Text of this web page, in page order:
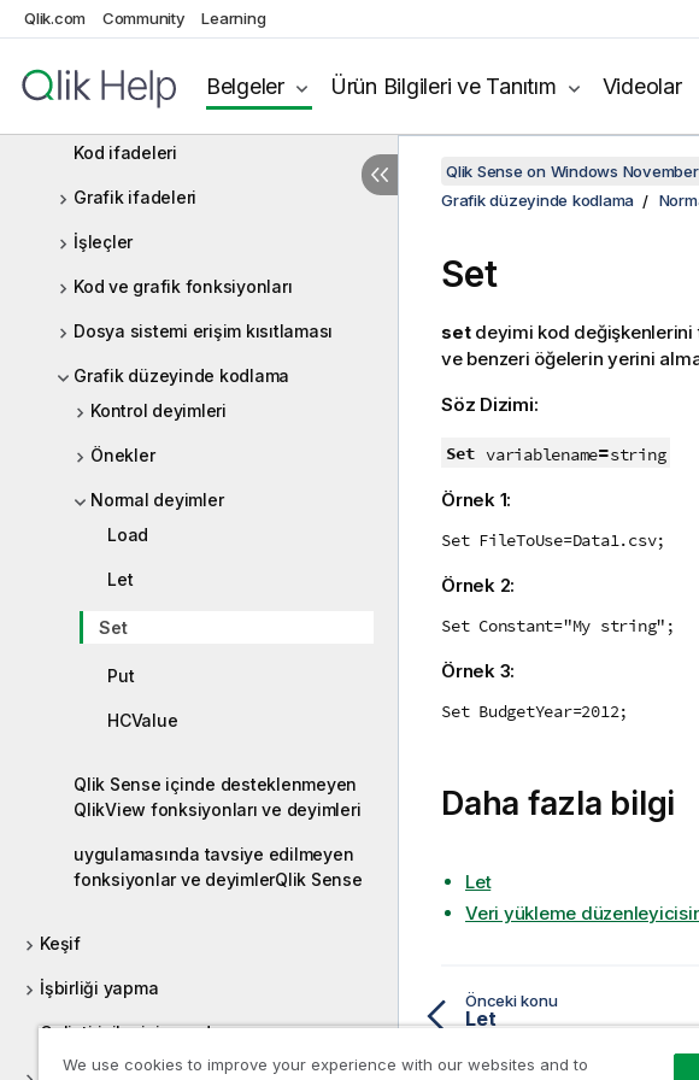
Qlik.com Community Learning
Belgeler Ürün Bilgileri ve Tanıtım Videolar
Kod deyimleri ve anahtar sözcükler
Veri yükleme düzenleyicisinde
değişkenlerle çalışma
Kod ifadeleri
Grafik ifadeleri
İşleçler
Kod ve grafik fonksiyonları
Dosya sistemi erişim kısıtlaması
Grafik düzeyinde kodlama
Kontrol deyimleri
Önekler
Normal deyimler
Load
Let
Set
Put
HCValue
Qlik Sense içinde desteklenmeyen
QlikView fonksiyonları ve deyimleri
uygulamasında tavsiye edilmeyen
fonksiyonlar ve deyimlerQlik Sense
Keşif
İşbirliği yapma
Geliştiriciler için yardım
Qlik Sense on Windows
Grafik düzeyinde kodlama
Set
setdeyimi kod değişkenlerini
ve benzeri öğelerin yerini
Söz Dizimi:
Set variablename=string
Örnek 1:
Set FileToUse=Data1.csv;
Örnek 2:
Set Constant="My string";
Örnek 3:
Set BudgetYear=2012;
Daha fazla bilgi
Let
Veri yükleme
Önceki konu
Let
We use cookies to improve your experience with our websites and to